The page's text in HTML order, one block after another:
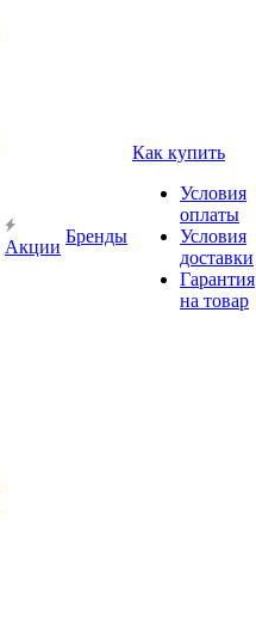
Акции
Бренды
Как купить
Условия
оплаты
Условия
доставки
Гарантия
на товар